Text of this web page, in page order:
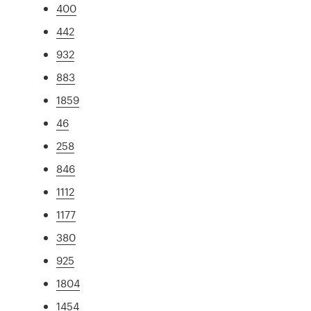
400
442
932
883
1859
46
258
846
1112
1177
380
925
1804
1454